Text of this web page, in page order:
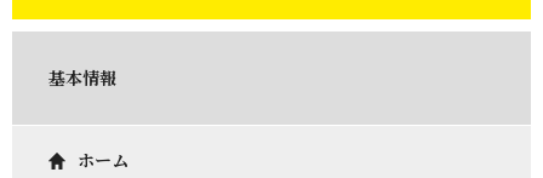
基本情報
ホーム